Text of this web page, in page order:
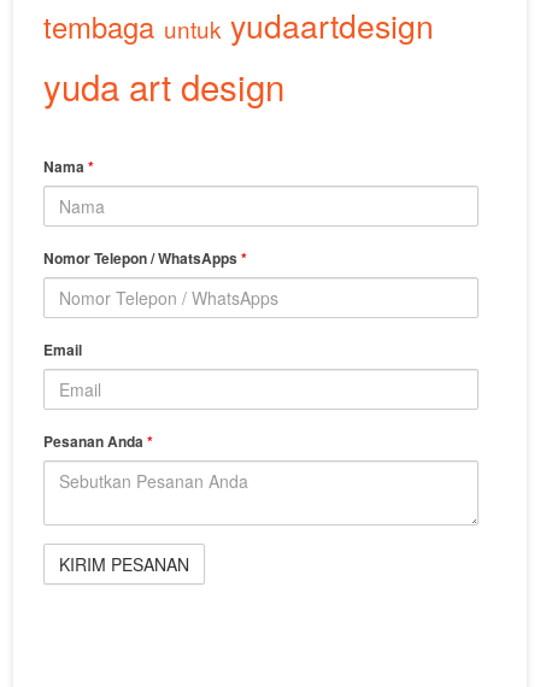
tembaga untuk yudaartdesign
yuda art design
Nama*
Nomor Telepon / WhatsApps*
Email
Pesanan Anda*